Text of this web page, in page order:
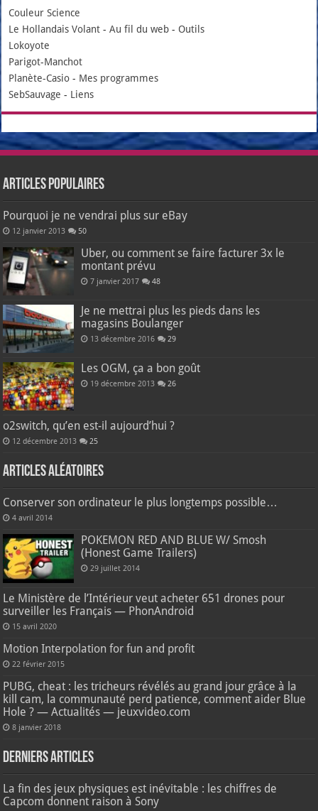
Couleur Science
Le Hollandais Volant -Au fil du web - Outils
Lokoyote
Parigot-Manchot
Planète-Casio - Mes programmes
SebSauvage - Liens
Articles populaires
Pourquoi je ne vendrai plus sur eBay
12 janvier 2013 50
Uber, ou comment se faire facturer 3x le
montant prévu
7 janvier 2017 48
Je ne mettrai plus les pieds dans les
magasins Boulanger
13 décembre 2016 29
Les OGM, ça a bon goût
19 décembre 2013 26
o2switch, qu’en est-il aujourd’hui ?
12 décembre 2013 25
Articles aléatoires
Conserver son ordinateur le plus longtemps possible…
4 avril 2014
POKEMON RED AND BLUE W/ Smosh
(Honest Game Trailers)
29 juillet 2014
Le Ministère de l’Intérieur veut acheter 651 drones pour
surveiller les Français — PhonAndroid
15 avril 2020
Motion Interpolation for fun and profit
22 février 2015
PUBG, cheat : les tricheurs révélés au grand jour grâce à la
kill cam, la communauté perd patience, comment aider Blue
Hole ? — Actualités — jeuxvideo.com
8 janvier 2018
Derniers articles
La fin des jeux physiques est inévitable : les chiffres de
Capcom donnent raison à Sony